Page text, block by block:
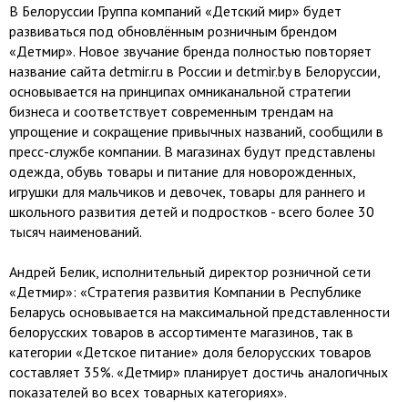
В Белоруссии Группа компаний «Детский мир» будет
развиваться под обновлённым розничным брендом
«Детмир». Новое звучание бренда полностью повторяет
название сайта detmir.ru в России и detmir.by в Белоруссии,
основывается на принципах омниканальной стратегии
бизнеса и соответствует современным трендам на
упрощение и сокращение привычных названий, сообщили в
пресс-службе компании. В магазинах будут представлены
одежда, обувь товары и питание для новорожденных,
игрушки для мальчиков и девочек, товары для раннего и
школьного развития детей и подростков - всего более 30
тысяч наименований.
Андрей Белик, исполнительный директор розничной сети
«Детмир»: «Стратегия развития Компании в Республике
Беларусь основывается на максимальной представленности
белорусских товаров в ассортименте магазинов, так в
категории «Детское питание» доля белорусских товаров
составляет 35%. «Детмир» планирует достичь аналогичных
показателей во всех товарных категориях».